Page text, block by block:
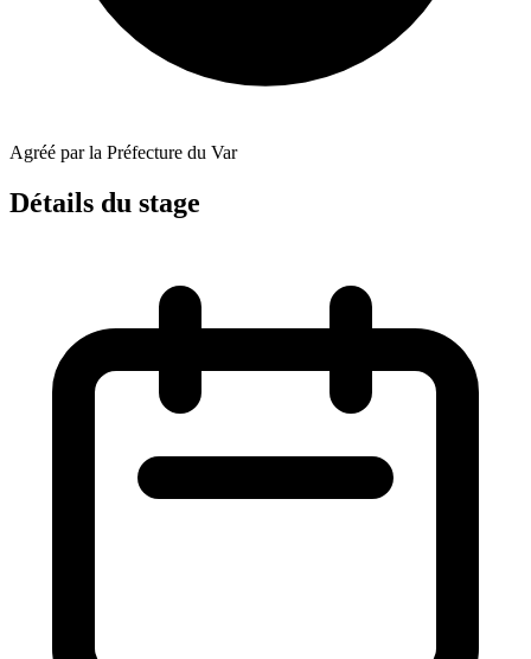
Agréé par la Préfecture du Var
Détails du stage